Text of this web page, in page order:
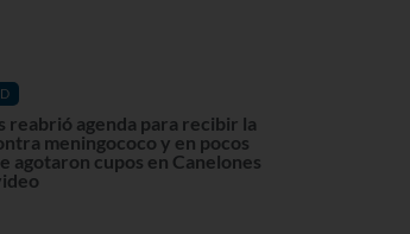
reabrió agenda para recibir la
meningococo y en pocos
agotaron cupos en Canelones